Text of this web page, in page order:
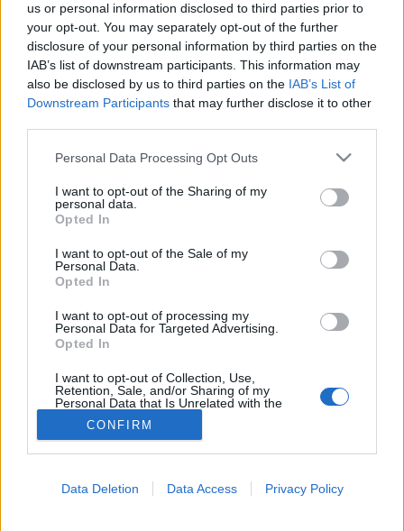
us or personal information disclosed to third parties prior to
your opt-out. You may separately opt-out of the further
disclosure of your personal information by third parties on the
IAB’s list of downstream participants. This information may
also be disclosed by us to third parties on the IAB’s List of
Downstream Participants that may further disclose it to other
Please note that this website/app uses one or more Google
not limited to your visit or usage behaviour. You may click to
grant or deny consent to Google and its third-party tags to
use your data for below specified purposes in below Google
consent section.
Personal Data Processing Opt Outs
I want to opt-out of the Sharing of my
personal data.
Opted In
I want to opt-out of the Sale of my
Personal Data.
Opted In
I want to opt-out of processing my
Personal Data for Targeted Advertising.
Opted In
I want to opt-out of Collection, Use,
Retention, Sale, and/or Sharing of my
Personal Data that Is Unrelated with the
Purposes for which it was collected.
Opted Out
CONFIRM
Data Deletion Data Access Privacy Policy
Betegségek
2026. június 07. 06:14